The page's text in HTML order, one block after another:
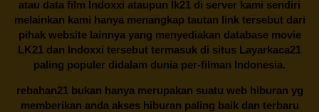
atau data film Indoxxi ataupun lk21 di server kami sendiri
melainkan kami hanya menangkap tautan link tersebut dari
pihak website lainnya yang menyediakan database movie
LK21 dan Indoxxi tersebut termasuk di situs Layarkaca21
paling populer didalam dunia per-filman Indonesia.
rebahan21bukan hanya merupakan suatu web hiburan yg
memberikan anda akses hiburan paling baik dan terbaru